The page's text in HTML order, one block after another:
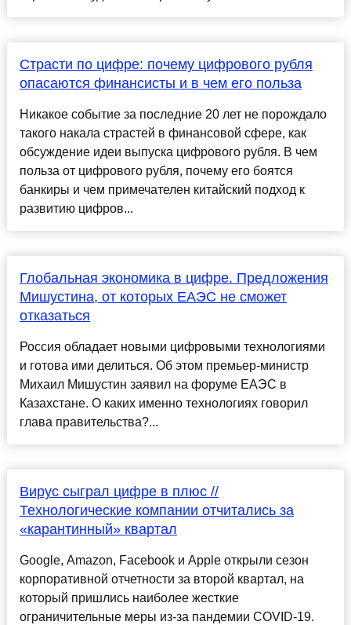
Страсти по цифре: почему цифрового рубля
опасаются финансисты и в чем его польза
Никакое событие за последние 20 лет не порождало
такого накала страстей в финансовой сфере, как
обсуждение идеи выпуска цифрового рубля. В чем
польза от цифрового рубля, почему его боятся
банкиры и чем примечателен китайский подход к
развитию цифров...
Глобальная экономика в цифре. Предложения
Мишустина, от которых ЕАЭС не сможет
отказаться
Россия обладает новыми цифровыми технологиями
и готова ими делиться. Об этом премьер-министр
Михаил Мишустин заявил на форуме ЕАЭС в
Казахстане. О каких именно технологиях говорил
глава правительства?...
Вирус сыграл цифре в плюс //
Технологические компании отчитались за
«карантинный» квартал
Google, Amazon, Facebook и Apple открыли сезон
корпоративной отчетности за второй квартал, на
который пришлись наиболее жесткие
ограничительные меры из-за пандемии COVID-19.